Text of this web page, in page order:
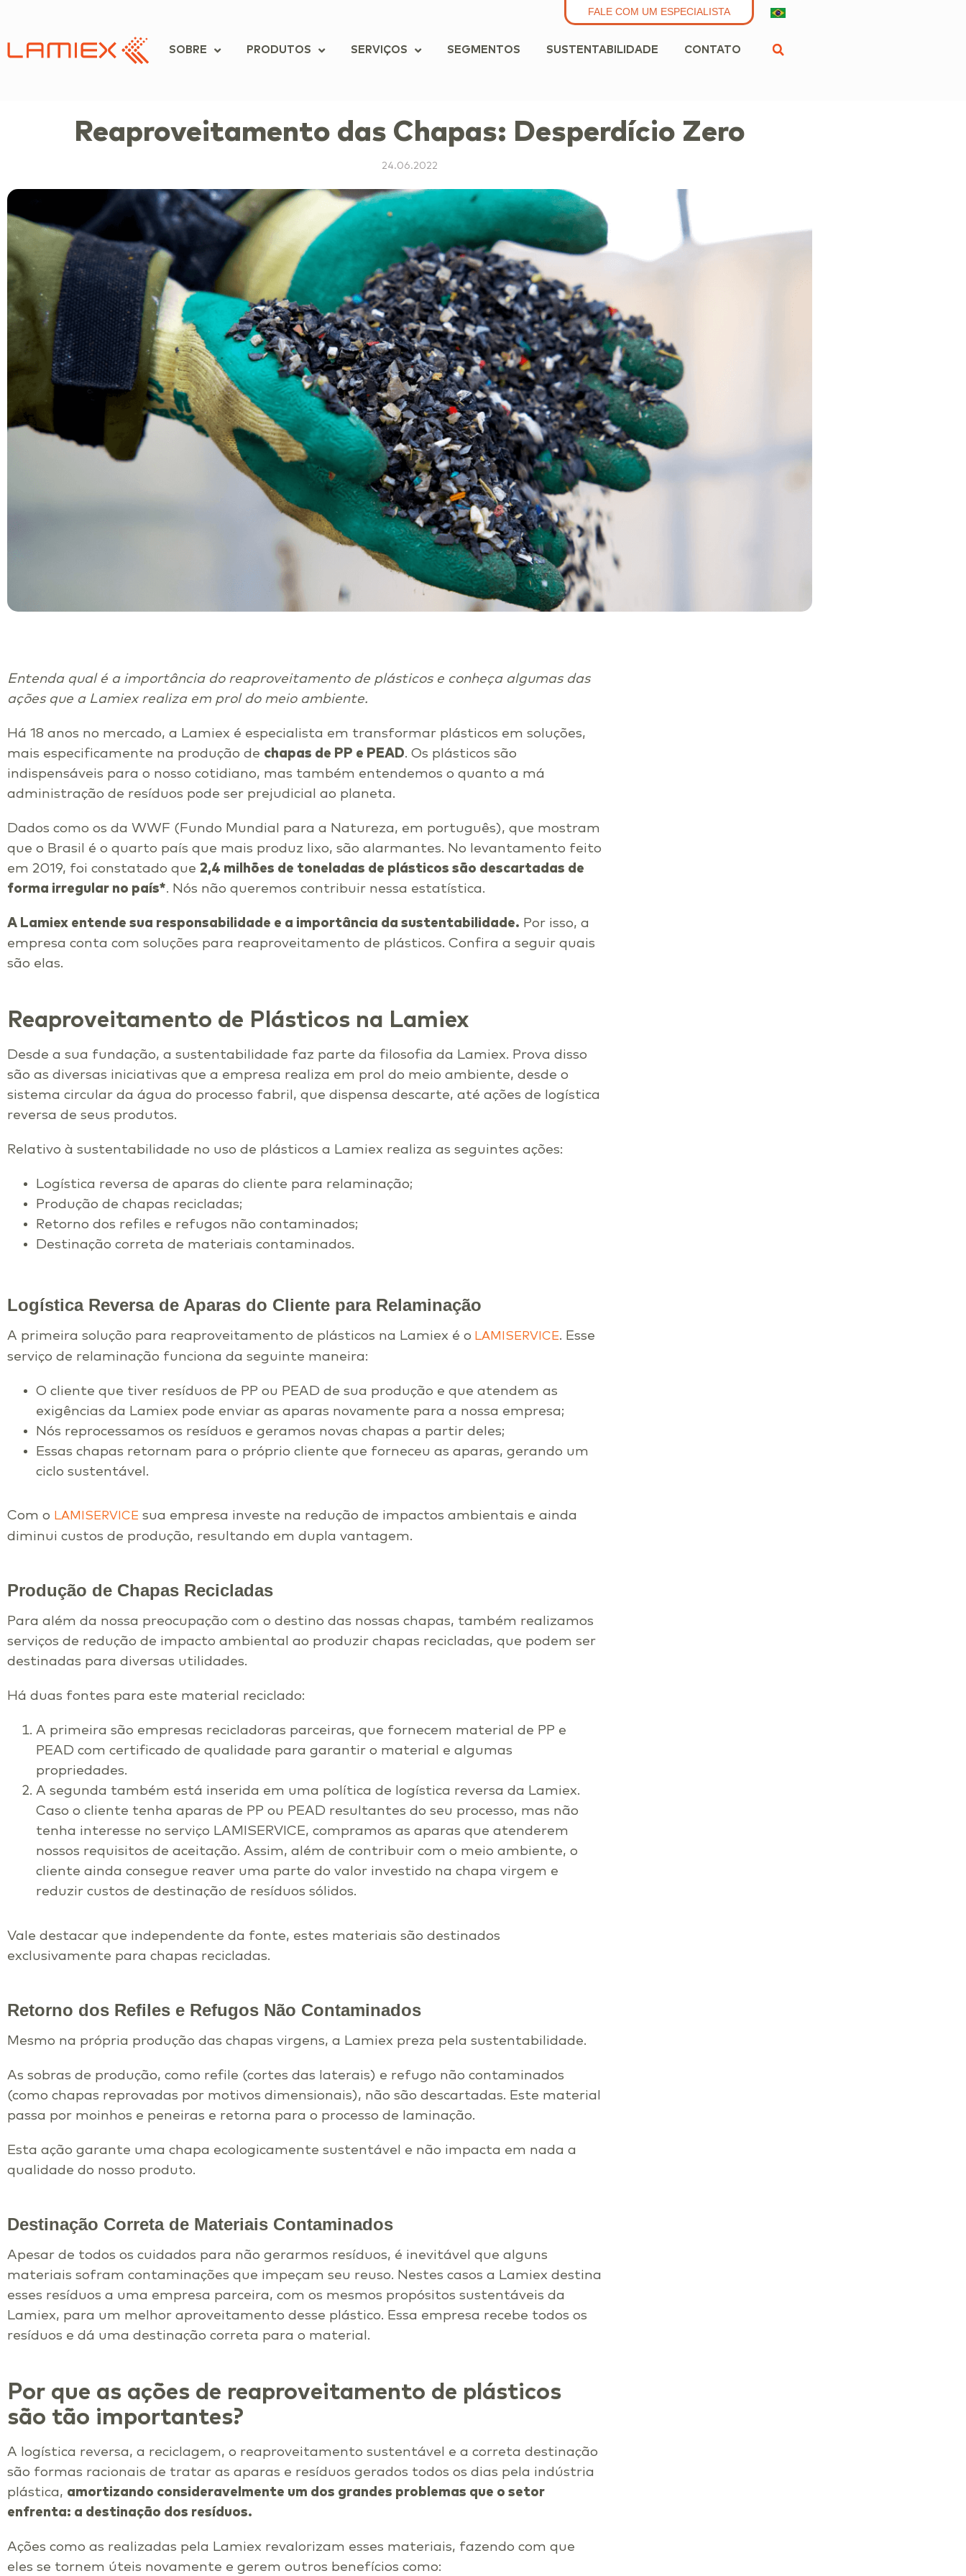
FALE COM UM ESPECIALISTA
SOBRE PRODUTOS SERVIÇOS SEGMENTOS SUSTENTABILIDADE CONTATO
Reaproveitamento das Chapas: Desperdício Zero
24.06.2022
Entenda qual é a importância do reaproveitamento de plásticos e conheça algumas das
ações que a Lamiex realiza em prol do meio ambiente.
Há 18 anos no mercado, a Lamiex é especialista em transformar plásticos em soluções,
mais especificamente na produção de chapas de PP e PEAD. Os plásticos são
indispensáveis para o nosso cotidiano, mas também entendemos o quanto a má
administração de resíduos pode ser prejudicial ao planeta.
Dados como os da WWF (Fundo Mundial para a Natureza, em português), que mostram
que o Brasil é o quarto país que mais produz lixo, são alarmantes. No levantamento feito
em 2019, foi constatado que 2,4 milhões de toneladas de plásticos são descartadas de
forma irregular no país*. Nós não queremos contribuir nessa estatística.
A Lamiex entende sua responsabilidade e a importância da sustentabilidade. Por isso, a
empresa conta com soluções para reaproveitamento de plásticos. Confira a seguir quais
são elas.
Reaproveitamento de Plásticos na Lamiex
Desde a sua fundação, a sustentabilidade faz parte da filosofia da Lamiex. Prova disso
são as diversas iniciativas que a empresa realiza em prol do meio ambiente, desde o
sistema circular da água do processo fabril, que dispensa descarte, até ações de logística
reversa de seus produtos.
Relativo à sustentabilidade no uso de plásticos a Lamiex realiza as seguintes ações:
Logística reversa de aparas do cliente para relaminação;
Produção de chapas recicladas;
Retorno dos refiles e refugos não contaminados;
Destinação correta de materiais contaminados.
Logística Reversa de Aparas do Cliente para Relaminação
A primeira solução para reaproveitamento de plásticos na Lamiex é o LAMISERVICE. Esse
serviço de relaminação funciona da seguinte maneira:
O cliente que tiver resíduos de PP ou PEAD de sua produção e que atendem as
exigências da Lamiex pode enviar as aparas novamente para a nossa empresa;
Nós reprocessamos os resíduos e geramos novas chapas a partir deles;
Essas chapas retornam para o próprio cliente que forneceu as aparas, gerando um
ciclo sustentável.
Com o LAMISERVICE sua empresa investe na redução de impactos ambientais e ainda
diminui custos de produção, resultando em dupla vantagem.
Produção de Chapas Recicladas
Para além da nossa preocupação com o destino das nossas chapas, também realizamos
serviços de redução de impacto ambiental ao produzir chapas recicladas, que podem ser
destinadas para diversas utilidades.
Há duas fontes para este material reciclado:
A primeira são empresas recicladoras parceiras, que fornecem material de PP e
PEAD com certificado de qualidade para garantir o material e algumas
propriedades.
A segunda também está inserida em uma política de logística reversa da Lamiex.
Caso o cliente tenha aparas de PP ou PEAD resultantes do seu processo, mas não
tenha interesse no serviço LAMISERVICE, compramos as aparas que atenderem
nossos requisitos de aceitação. Assim, além de contribuir com o meio ambiente, o
cliente ainda consegue reaver uma parte do valor investido na chapa virgem e
reduzir custos de destinação de resíduos sólidos.
Vale destacar que independente da fonte, estes materiais são destinados
exclusivamente para chapas recicladas.
Retorno dos Refiles e Refugos Não Contaminados
Mesmo na própria produção das chapas virgens, a Lamiex preza pela sustentabilidade.
As sobras de produção, como refile (cortes das laterais) e refugo não contaminados
(como chapas reprovadas por motivos dimensionais), não são descartadas. Este material
passa por moinhos e peneiras e retorna para o processo de laminação.
Esta ação garante uma chapa ecologicamente sustentável e não impacta em nada a
qualidade do nosso produto.
Destinação Correta de Materiais Contaminados
Apesar de todos os cuidados para não gerarmos resíduos, é inevitável que alguns
materiais sofram contaminações que impeçam seu reuso. Nestes casos a Lamiex destina
esses resíduos a uma empresa parceira, com os mesmos propósitos sustentáveis da
Lamiex, para um melhor aproveitamento desse plástico. Essa empresa recebe todos os
resíduos e dá uma destinação correta para o material.
Por que as ações de reaproveitamento de plásticos
são tão importantes?
A logística reversa, a reciclagem, o reaproveitamento sustentável e a correta destinação
são formas racionais de tratar as aparas e resíduos gerados todos os dias pela indústria
plástica, amortizando consideravelmente um dos grandes problemas que o setor
enfrenta: a destinação dos resíduos.
Ações como as realizadas pela Lamiex revalorizam esses materiais, fazendo com que
eles se tornem úteis novamente e gerem outros benefícios como: